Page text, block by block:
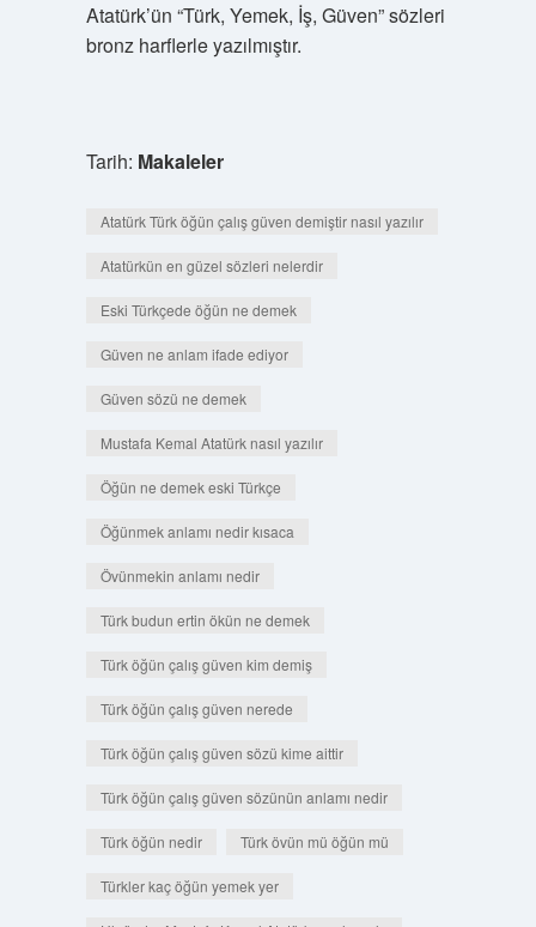
Atatürk’ün “Türk, Yemek, İş, Güven” sözleri
bronz harflerle yazılmıştır.
Tarih: Makaleler
Atatürk Türk öğün çalış güven demiştir nasıl yazılır
Atatürkün en güzel sözleri nelerdir
Eski Türkçede öğün ne demek
Güven ne anlam ifade ediyor
Güven sözü ne demek
Mustafa Kemal Atatürk nasıl yazılır
Öğün ne demek eski Türkçe
Öğünmek anlamı nedir kısaca
Övünmekin anlamı nedir
Türk budun ertin ökün ne demek
Türk öğün çalış güven kim demiş
Türk öğün çalış güven nerede
Türk öğün çalış güven sözü kime aittir
Türk öğün çalış güven sözünün anlamı nedir
Türk öğün nedir Türk övün mü öğün mü
Türkler kaç öğün yemek yer